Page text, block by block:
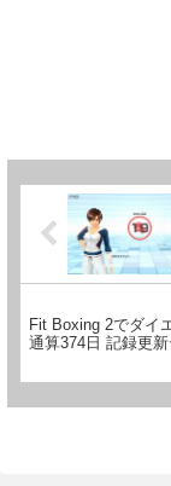
Fit Boxing 2でダイ
通算374日 記録更